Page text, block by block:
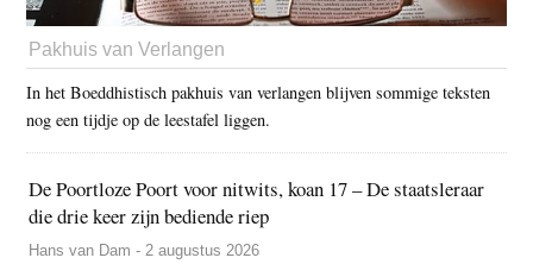
Pakhuis van Verlangen
In het Boeddhistisch pakhuis van verlangen blijven sommige teksten
nog een tijdje op de leestafel liggen.
De Poortloze Poort voor nitwits, koan 17 – De staatsleraar
die drie keer zijn bediende riep
Hans van Dam - 2 augustus 2026